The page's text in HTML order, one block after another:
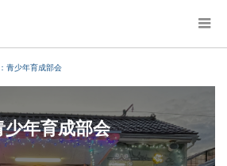
青少年育成部会
少年育成部会